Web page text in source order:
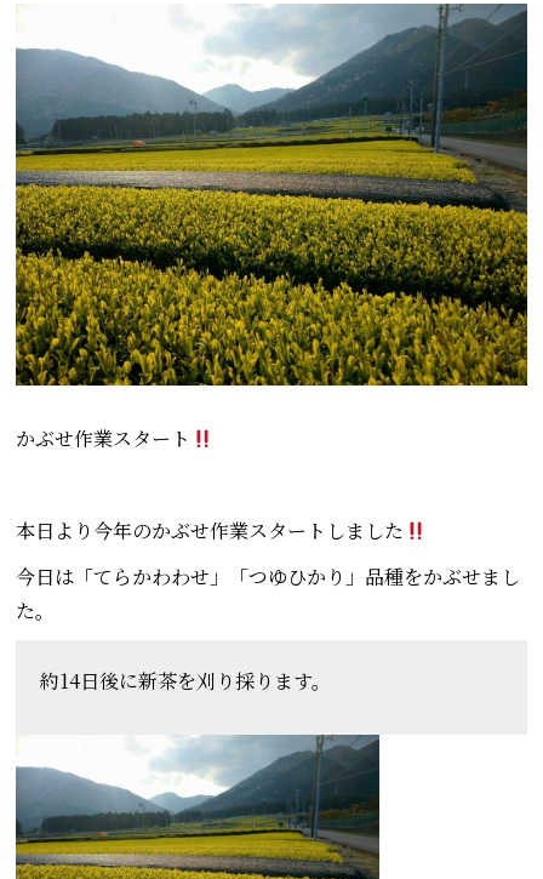
かぶせ作業スタート
本日より今年のかぶせ作業スタートしました
今日は「てらかわわせ」「つゆひかり」品種をかぶせまし
た。
約14日後に新茶を刈り採ります。